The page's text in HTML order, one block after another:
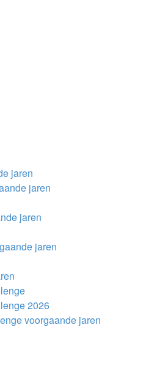
jaren
jaren
jaren
jaren
2026
voorgaande jaren